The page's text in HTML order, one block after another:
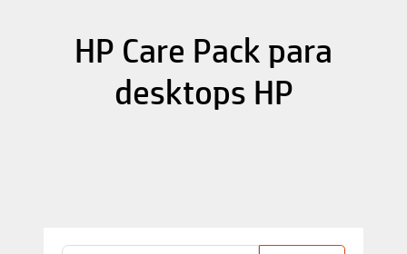
HP Care Pack para
desktops HP